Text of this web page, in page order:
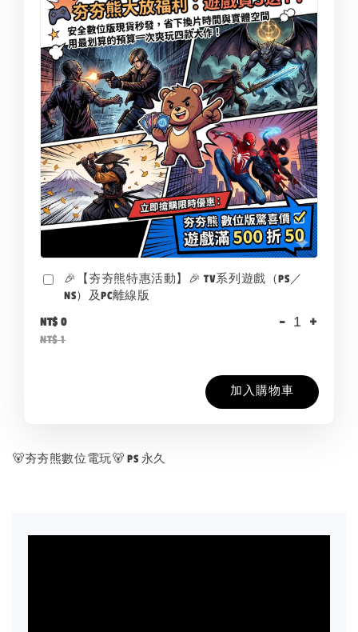
🎉【夯夯熊特惠活動】🎉 TV系列遊戲（PS／
NS）及PC離線版
NT$ 0
NT$ 1
- +
加入購物車
🐻夯夯熊數位電玩🐻 PS 永久